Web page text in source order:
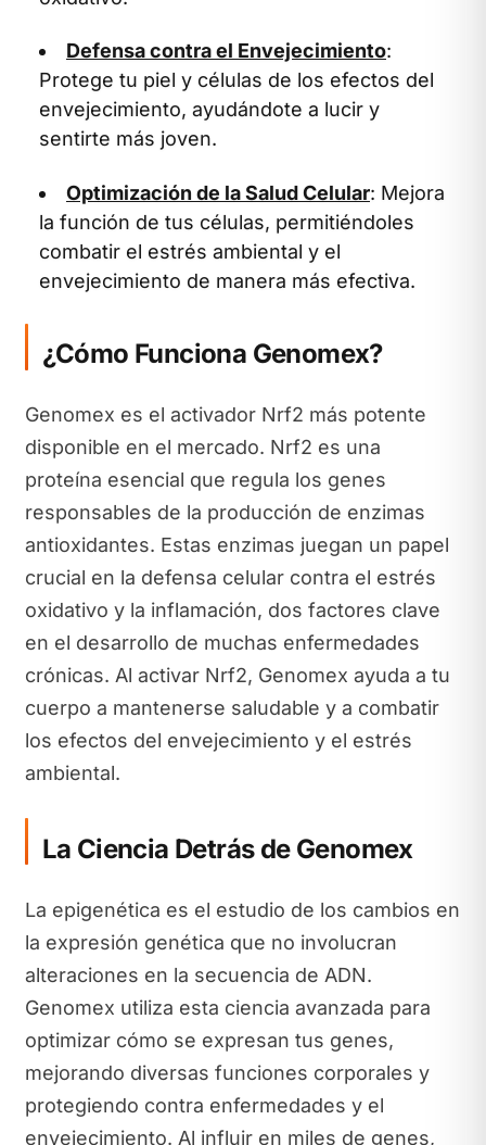
Defensa contra el Envejecimiento:
Protege tu piel y células de los efectos del
envejecimiento, ayudándote a lucir y
sentirte más joven.
Optimización de la Salud Celular: Mejora
la función de tus células, permitiéndoles
combatir el estrés ambiental y el
envejecimiento de manera más efectiva.
¿Cómo Funciona Genomex?
Genomex es el activador Nrf2 más potente
disponible en el mercado. Nrf2 es una
proteína esencial que regula los genes
responsables de la producción de enzimas
antioxidantes. Estas enzimas juegan un papel
crucial en la defensa celular contra el estrés
oxidativo y la inflamación, dos factores clave
en el desarrollo de muchas enfermedades
crónicas. Al activar Nrf2, Genomex ayuda a tu
cuerpo a mantenerse saludable y a combatir
los efectos del envejecimiento y el estrés
ambiental.
La Ciencia Detrás de Genomex
La epigenética es el estudio de los cambios en
la expresión genética que no involucran
alteraciones en la secuencia de ADN.
Genomex utiliza esta ciencia avanzada para
optimizar cómo se expresan tus genes,
mejorando diversas funciones corporales y
protegiendo contra enfermedades y el
envejecimiento. Al influir en miles de genes,